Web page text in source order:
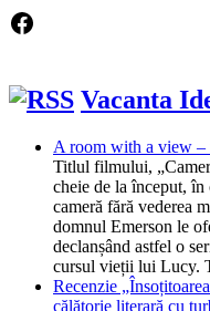
Facebook
Vacanta
A room with a view –
Titlul filmului,
cheie de la început,
cameră fără vederea
domnul Emerson le
declanșând astfel o
cursul vieții lui Lucy.
Recenzie
călătorie literară cu